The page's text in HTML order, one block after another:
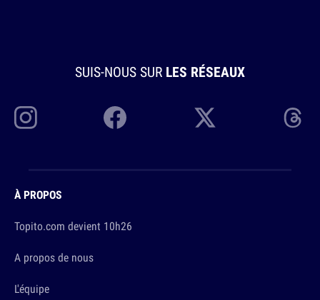
SUIS-NOUS SUR LES RÉSEAUX
À PROPOS
Topito.com devient 10h26
A propos de nous
L'équipe